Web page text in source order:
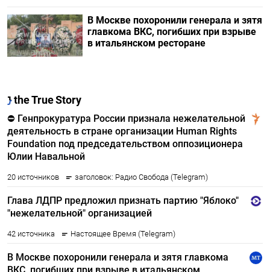
В Москве похоронили генерала и зятя
главкома ВКС, погибших при взрыве
в итальянском ресторане